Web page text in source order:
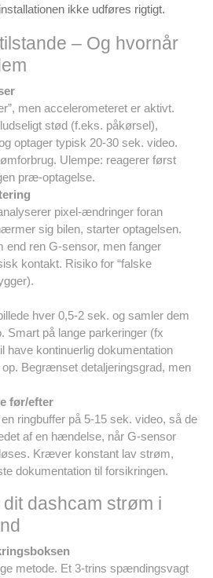
ikke udføres rigtigt.
– Og hvornår
men accelerometeret er aktivt.
stød (f.eks. påkørsel),
optager typisk 20-30 sek. video.
Ulempe: reagerer først
præ-optagelse.
pixel-ændringer foran
sig bilen, starter optagelsen.
ren G-sensor, men fanger
kontakt. Risiko for “falske
hver 0,5-2 sek. og samler dem
Smart på lange parkeringer (fx
have kontinuerlig dokumentation
Begrænset detaljeringsgrad, men
før/efter
ringbuffer på 5-15 sek. video, så de
af en hændelse, når G-sensor
Kræver konstant lav strøm,
dokumentation til forsikringen.
dashcam strøm i
metode. Et 3-trins spændingsvagt